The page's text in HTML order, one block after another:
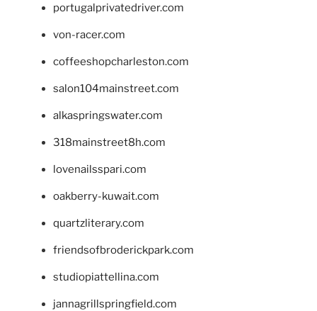
portugalprivatedriver.com
von-racer.com
coffeeshopcharleston.com
salon104mainstreet.com
alkaspringswater.com
318mainstreet8h.com
lovenailsspari.com
oakberry-kuwait.com
quartzliterary.com
friendsofbroderickpark.com
studiopiattellina.com
jannagrillspringfield.com